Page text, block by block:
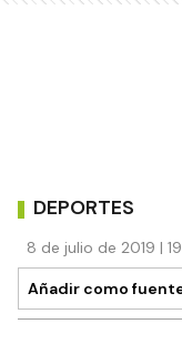
DEPORTES
8 de julio de 2019 |
Añadir como